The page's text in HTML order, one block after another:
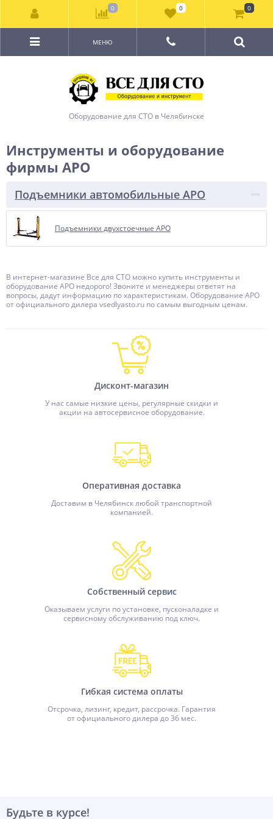
Оборудование для СТО в Челябинске
МЕНЮ
Инструменты и оборудование
фирмы APO
Подъемники автомобильные APO
Подъемники двухстоечные APO
В интернет-магазине Все для СТО можно купить инструменты и
оборудование APO недорого! Звоните и менеджеры ответят на
вопросы, дадут информацию по характеристикам. Оборудование APO
от официального дилера vsedlyasto.ru по самым выгодным ценам.
Дисконт-магазин
У нас самые низкие цены, регулярные скидки и
акции на автосервисное оборудование.
Оперативная доставка
Доставим в Челябинск любой транспортной
компанией.
Собственный сервис
Оказываем услуги по установке, пусконаладке и
сервисному обслуживанию под ключ.
Гибкая система оплаты
Отсрочка, лизинг, кредит, рассрочка. Гарантия
от официального дилера до 36 мес.
Будьте в курсе!
0 0 0